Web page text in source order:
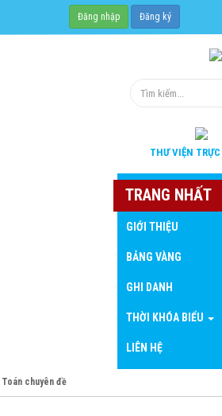
Đăng nhập Đăng ký
THƯ VIỆN
TRANG NHẤT
GIỚI THIỆU
BẢNG VÀNG
GHI DANH
THỜI KHÓA BIỂU
LIÊN HỆ
Toán chuyên đề